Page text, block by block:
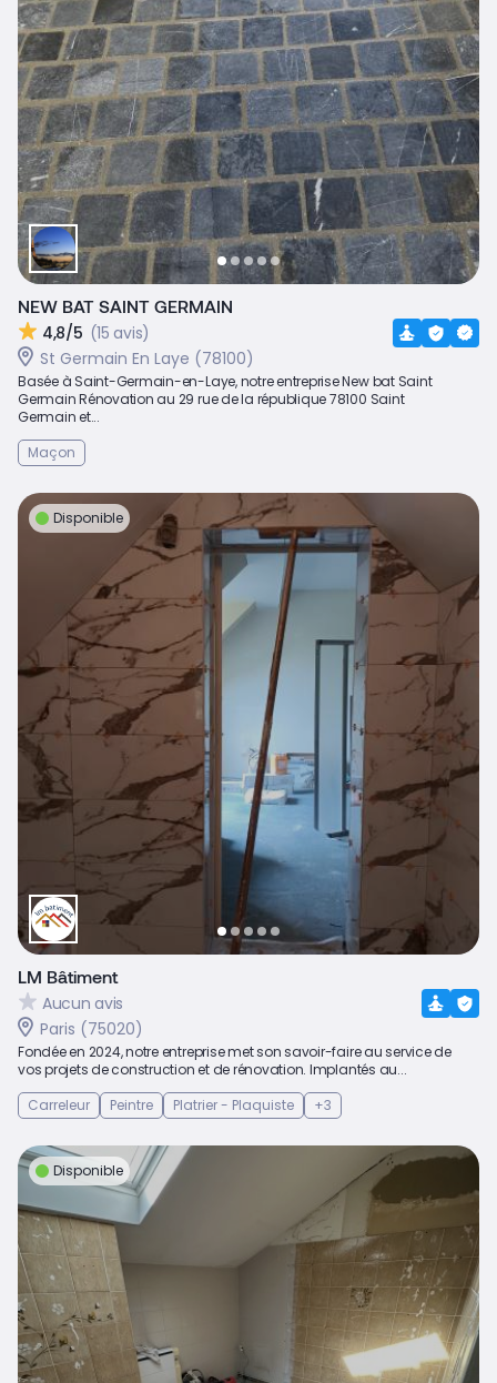
NEW BAT SAINT GERMAIN
4,8/5 (15 avis)
St Germain En Laye (78100)
Basée à Saint-Germain-en-Laye, notre entreprise New bat Saint
Germain Rénovation au 29 rue de la république 78100 Saint
Germain et...
Maçon
Disponible
LM Bâtiment
Aucun avis
Paris (75020)
Fondée en 2024, notre entreprise met son savoir-faire au service de
vos projets de construction et de rénovation. Implantés au...
Carreleur
Peintre Platrier - Plaquiste +3
Disponible